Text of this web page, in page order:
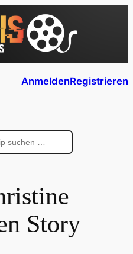
AnmeldenRegistrieren
Story